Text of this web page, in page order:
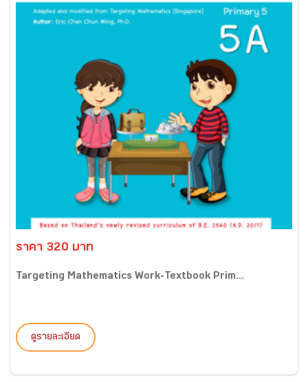
ราคา 320 บาท
Targeting Mathematics Work-Textbook Prim...
ดูรายละเอียด